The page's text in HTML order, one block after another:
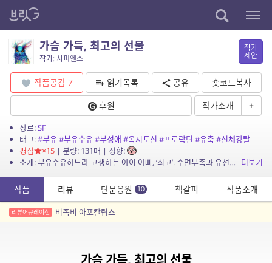
가슴 가득, 최고의 선물
작가: 사피엔스
작가
제안
작품공감 7 읽기목록 공유
숏코드복사
후원
작가소개 +
장르:SF
태그:#부유#부유수유#부성애 #옥시토신 #프로락틴 #유축#신체강탈
평점
×15| 분량: 131매 | 성향:
소개: 부유수유하느라 고생하는 아이 아빠, ‘최고’. 수면부족과 유선염에 시달리지만, 부유는 아빠가 아이에게 줄 수 있는 최고의 선물이다! 그러던 어느 날, 그는 가... 더보기
작품 리뷰 단문응원 10 책갈피 작품소개
리뷰어큐레이션 비좀비 아포칼립스
가슴 가득, 최고의 선물